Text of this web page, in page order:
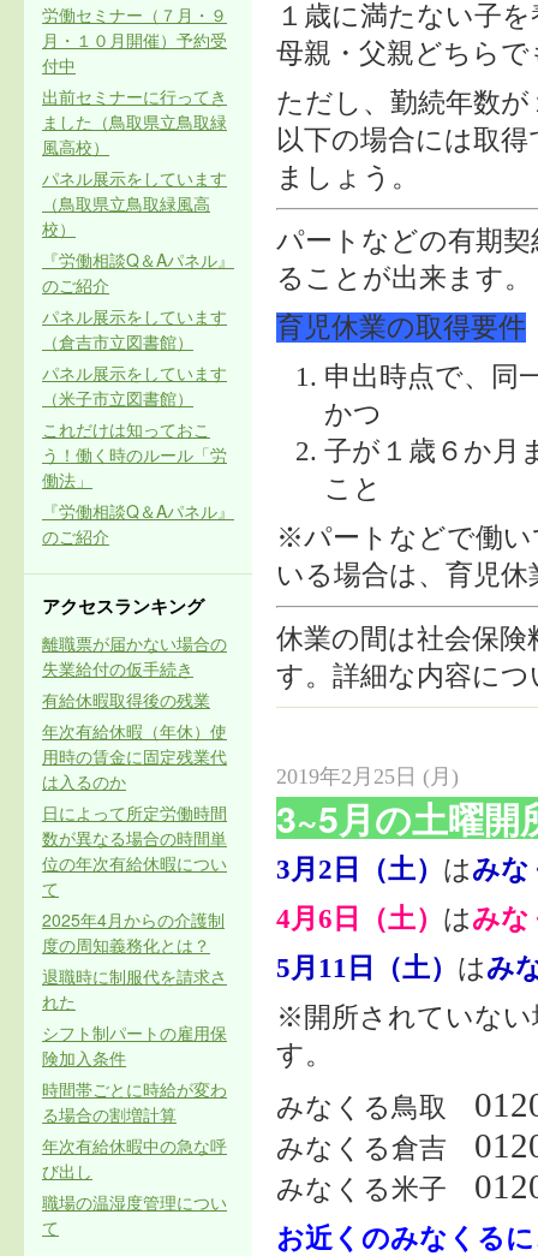
労働セミナー（７月・９
月・１０月開催）予約受
付中
出前セミナーに行ってき
ました（鳥取県立鳥取緑
風高校）
パネル展示をしています
（鳥取県立鳥取緑風高
校）
『労働相談Q＆Aパネル』
のご紹介
パネル展示をしています
（倉吉市立図書館）
パネル展示をしています
（米子市立図書館）
これだけは知っておこ
う！働く時のルール「労
働法」
『労働相談Q＆Aパネル』
のご紹介
アクセスランキング
離職票が届かない場合の
失業給付の仮手続き
有給休暇取得後の残業
年次有給休暇（年休）使
用時の賃金に固定残業代
は入るのか
日によって所定労働時間
数が異なる場合の時間単
位の年次有給休暇につい
て
2025年4月からの介護制
度の周知義務化とは？
退職時に制服代を請求さ
れた
シフト制パートの雇用保
険加入条件
時間帯ごとに時給が変わ
る場合の割増計算
年次有給休暇中の急な呼
び出し
職場の温湿度管理につい
て
１歳に満たない子
母親・父親どちら
ただし、勤続年数
以下の場合には取
ましょう。
パートなどの有期
ることが出来ます。
育児休業の取得要件
申出時点で、
かつ
子が１歳６か月
こと
※パートなどで働い
いる場合は、育児
休業の間は社会保
す。詳細な内容に
2019年2月25日 (月)
3~5月の土曜開
3月2日（土） はみな
4月6日（土） はみな
5月11日（土） はみ
※開所されていない
す。
みなくる鳥取
みなくる倉吉
みなくる米子
お近くのみなくる